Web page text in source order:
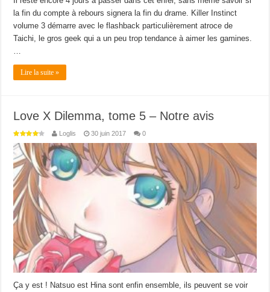
la fin du compte à rebours signera la fin du drame. Killer Instinct
volume 3 démarre avec le flashback particulièrement atroce de
Taichi, le gros geek qui a un peu trop tendance à aimer les gamines.
Lire la suite »
Love X Dilemma, tome 5 – Notre avis
Loglis 30 juin 2017 0
Ça y est ! Natsuo est Hina sont enfin ensemble, ils peuvent se voir